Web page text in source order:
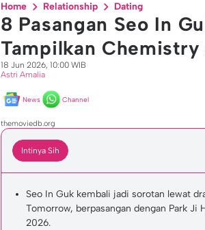
Home Relationship Dating
8 Pasangan Seo In
Tampilkan
18 Jun 2026, 10:00 WIB
Astri Amalia
News Channel
themoviedb.org
Intinya Sih
Seo In Guk kembali jadi sorotan lewat
Tomorrow, berpasangan dengan Park Ji
2026.